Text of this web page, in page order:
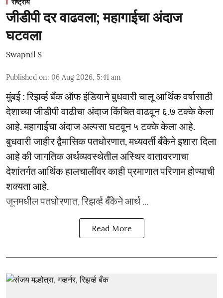
राष्ट्रीय
जीडीपी दर वाढवला; महागाईचा अंदाज
घटवला
Swapnil S
Published on: 06 Aug 2026, 5:41 am
मुंबई : रिझर्व्ह बँक ऑफ इंडियाने बुधवारी चालू आर्थिक वर्षासाठी
देशाच्या जीडीपी वाढीचा अंदाज किंचित वाढवून ६.७ टक्के केला
आहे. महागाईचा अंदाज अल्पसा घटवून ५ टक्के केला आहे.
बुधवारी जाहीर द्वैमासिक पतधोरणात, मध्यवर्ती बँकेने इशारा दिला
आहे की जागतिक अर्थव्यवस्थेतील अस्थिर वातावरणाचा
देशांतर्गत आर्थिक हालचालींवर काही प्रमाणात परिणाम होण्याची
शक्यता आहे.
जूनमधील पतधोरणात, रिझर्व्ह बँकेने आर्थ ...
Read More